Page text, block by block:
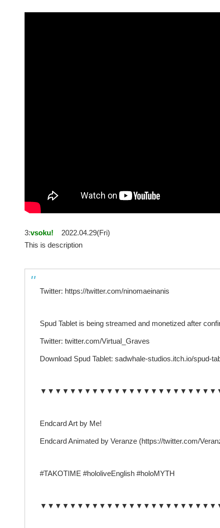
3:vsoku!
2022.04.29(Fri)
This is description
Twitter: https://twitter.com/ninomaeinanis
Spud Tablet is being streamed and monetized after
Twitter: twitter.com/Virtual_Graves
Download Spud Tablet: sadwhale-studios.itch.io/spud-
Endcard Art by Me!
Endcard Animated by Veranze (https://twitter.com/
#TAKOTIME #hololiveEnglish #holoMYTH